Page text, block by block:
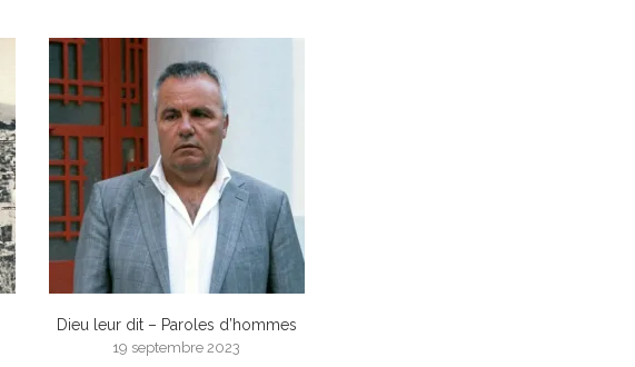
Dieu leur dit – Paroles d’hommes
19 septembre 2023